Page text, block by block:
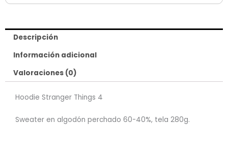
Descripción
Información adicional
Valoraciones (0)
Hoodie Stranger Things 4
Sweater en algodón perchado 60-40%, tela 280g.